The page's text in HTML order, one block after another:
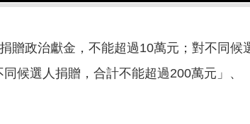
贈政治獻金，不能超過10萬元；對不同
候選人捐贈，合計不能超過200萬元」